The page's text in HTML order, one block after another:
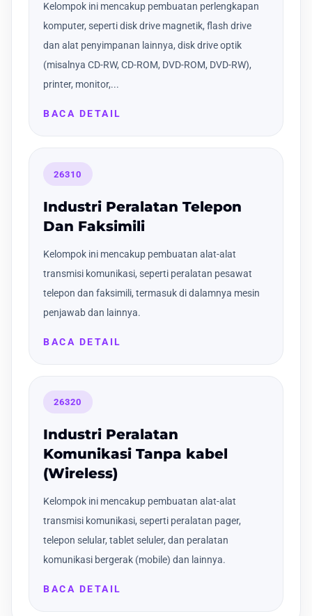
Kelompok ini mencakup pembuatan perlengkapan
komputer, seperti disk drive magnetik, flash drive
dan alat penyimpanan lainnya, disk drive optik
(misalnya CD-RW, CD-ROM, DVD-ROM, DVD-RW),
printer, monitor,...
BACA DETAIL
26310
Industri Peralatan Telepon
Dan Faksimili
Kelompok ini mencakup pembuatan alat-alat
transmisi komunikasi, seperti peralatan pesawat
telepon dan faksimili, termasuk di dalamnya mesin
penjawab dan lainnya.
BACA DETAIL
26320
Industri Peralatan
Komunikasi Tanpa kabel
(Wireless)
Kelompok ini mencakup pembuatan alat-alat
transmisi komunikasi, seperti peralatan pager,
telepon selular, tablet seluler, dan peralatan
komunikasi bergerak (mobile) dan lainnya.
BACA DETAIL